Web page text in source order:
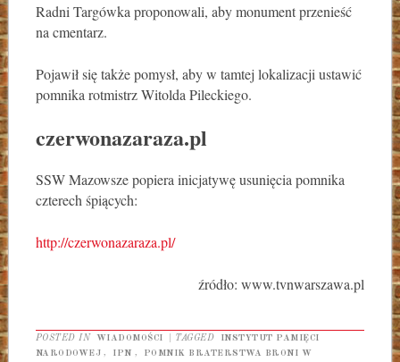
Radni Targówka proponowali, aby monument przenieść
na cmentarz.
Pojawił się także pomysł, aby w tamtej lokalizacji ustawić
pomnika rotmistrz Witolda Pileckiego.
czerwonazaraza.pl
SSW Mazowsze popiera inicjatywę usunięcia pomnika
czterech śpiących:
http://czerwonazaraza.pl/
źródło: www.tvnwarszawa.pl
POSTED IN WIADOMOŚCI TAGGED
INSTYTUT PAMIĘCI
NARODOWEJ , IPN ,
POMNIK BRATERSTWA BRONI W